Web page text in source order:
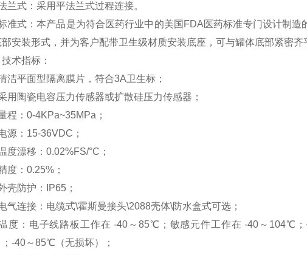
兰式：采用平法兰式过程连接。
准式：本产品是为符合医药行业中的美国FDA医药标准专门设计制
部安装形式，并为客户配带卫生级材质安装底座，可与罐体底部紧密齐
术指标：
洁平面型隔离膜片，符合3A卫生标；
用陶瓷电容压力传感器或扩散硅压力传感器；
程：0-4KPa~35MPa；
源：15-36VDC；
度漂移：0.02%FS/°C；
度：0.25%；
壳防护：IP65；
气连接：电缆式\霍斯曼接头\2088壳体\防水盒式可选；
度：电子线路板工作在 -40～85℃；敏感元件工作在 -40～104℃
-40～85℃（无损坏）；